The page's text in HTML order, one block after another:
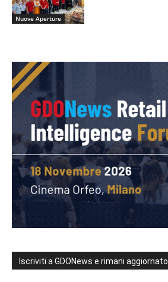
Nuove Aperture
Iscriviti a GDONews e rimani aggiornato